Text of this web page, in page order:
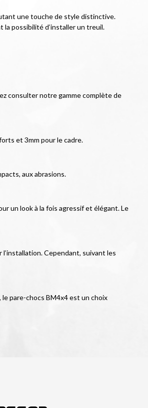
une touche de style distinctive.
possibilité d’installer un treuil.
consulter notre gamme complète de
et 3mm pour le cadre.
aux abrasions.
un look à la fois agressif et élégant. Le
Cependant, suivant les
pare-chocs BM4x4 est un choix